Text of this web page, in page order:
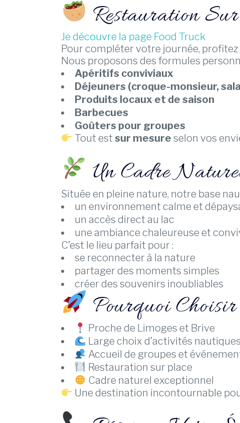
Restauration
Je découvre la page Food Truck
Pour compléter votre journée,
Nous proposons des formules
Apéritifs conviviaux
Déjeuners (croque-monsieur,
Produits locaux et de saison
Barbecues
Goûters pour groupes
Tout est sur mesure selon vos
Un Cadre
Située en pleine nature, notre base
un environnement calme et
un accès direct au lac
une ambiance chaleureuse et
C’est le lieu parfait pour :
se reconnecter à la nature
partager des moments simples
créer des souvenirs inoubliables
Pourquoi
Proche de Limoges et Brive
Large choix d’activités nautiques
Accueil de groupes et
Restauration sur place
Cadre naturel exceptionnel
Une destination incontournable